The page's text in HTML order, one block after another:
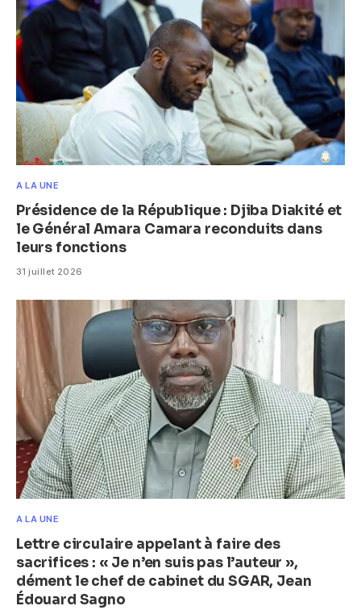
A LA UNE
Présidence de la République : Djiba Diakité et
le Général Amara Camara reconduits dans
leurs fonctions
31 juillet 2026
A LA UNE
Lettre circulaire appelant à faire des
sacrifices : « Je n’en suis pas l’auteur »,
dément le chef de cabinet du SGAR, Jean
Édouard Sagno